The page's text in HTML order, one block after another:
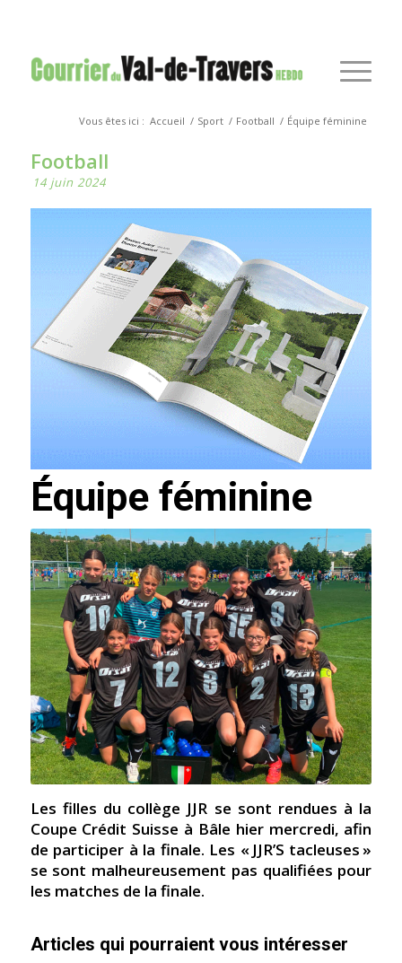
Vous êtes ici : Accueil / Sport / Football / Équipe féminine
Football
14 juin 2024
Équipe féminine
Les filles du collège JJR se sont rendues à la
Coupe Crédit Suisse à Bâle hier mercredi, afin
de participer à la finale. Les « JJR’S tacleuses »
se sont malheureusement pas qualifiées pour
les matches de la finale.
Articles qui pourraient vous intéresser